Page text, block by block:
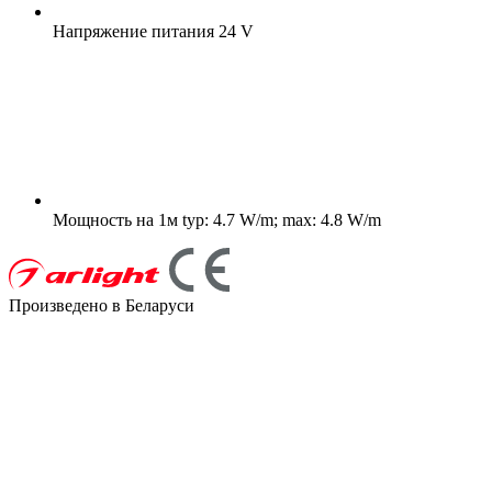
Напряжение питания 24 V
Мощность на 1м typ: 4.7 W/m; max: 4.8 W/m
Произведено в Беларуси